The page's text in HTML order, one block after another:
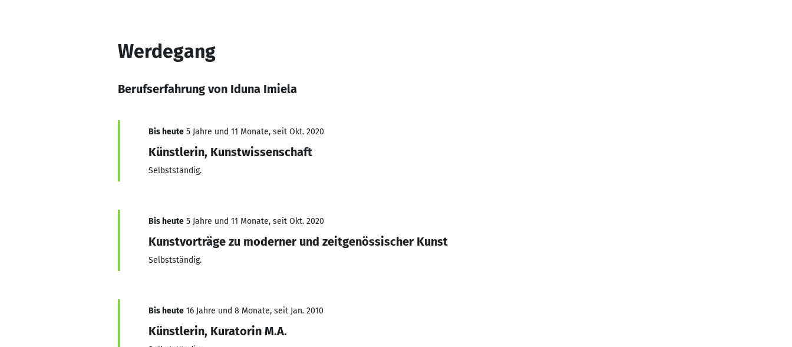
Werdegang
Berufserfahrung von Iduna Imiela
Bis heute 5 Jahre und 11 Monate, seit Okt. 2020
Künstlerin, Kunstwissenschaft
Selbstständig.
Bis heute 5 Jahre und 11 Monate, seit Okt. 2020
Kunstvorträge zu moderner und zeitgenössischer Kunst
Selbstständig.
Bis heute 16 Jahre und 8 Monate, seit Jan. 2010
Künstlerin, Kuratorin M.A.